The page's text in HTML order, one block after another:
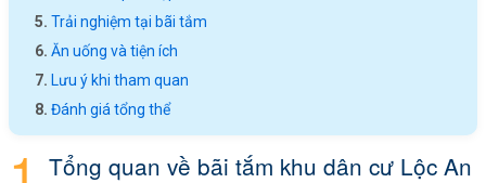
Trải nghiệm tại bãi tắm
Ăn uống và tiện ích
Lưu ý khi tham quan
Đánh giá tổng thể
Tổng quan về bãi tắm khu dân cư Lộc An